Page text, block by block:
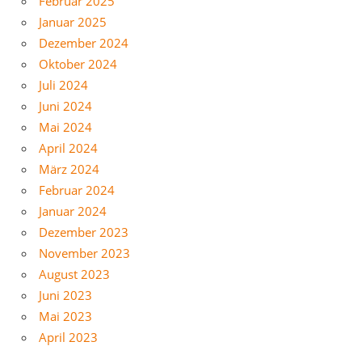
Januar 2025
Dezember 2024
Oktober 2024
Juli 2024
Juni 2024
Mai 2024
April 2024
März 2024
Februar 2024
Januar 2024
Dezember 2023
November 2023
August 2023
Juni 2023
Mai 2023
April 2023